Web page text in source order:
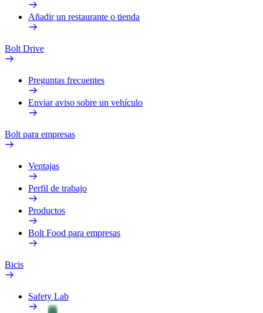
Añadir un restaurante o tienda
Bolt Drive
Preguntas frecuentes
Enviar aviso sobre un vehículo
Bolt para empresas
Ventajas
Perfil de trabajo
Productos
Bolt Food para empresas
Bicis
Safety Lab